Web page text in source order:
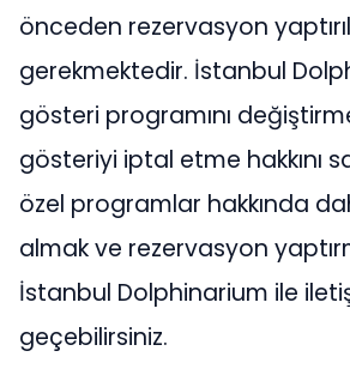
önceden rezervasyon
gerekmektedir. İstanbul
gösteri programını
gösteriyi iptal etme hakkını
özel programlar hakkında
almak ve rezervasyon
İstanbul Dolphinarium ile
geçebilirsiniz.